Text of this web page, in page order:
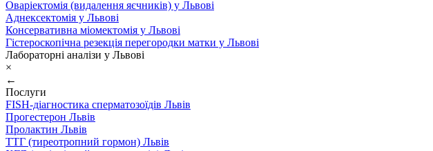
Оваріектомія (видалення яєчників) у Львові
Аднексектомія у Львові
Консервативна міомектомія у Львові
Гістероскопічна резекція перегородки матки у Львові
Лабораторні аналізи у Львові
×
←
Послуги
FISH-діагностика сперматозоїдів Львів
Прогестерон Львів
Пролактин Львів
ТТГ (тиреотропний гормон) Львів